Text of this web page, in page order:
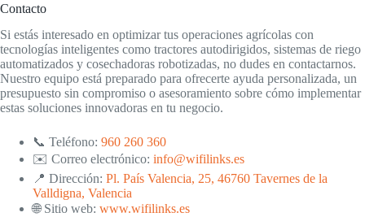
Contacto
Si estás interesado en optimizar tus operaciones agrícolas con
tecnologías inteligentes como tractores autodirigidos, sistemas de riego
automatizados y cosechadoras robotizadas, no dudes en contactarnos.
Nuestro equipo está preparado para ofrecerte ayuda personalizada, un
presupuesto sin compromiso o asesoramiento sobre cómo implementar
estas soluciones innovadoras en tu negocio.
📞 Teléfono: 960 260 360
✉️ Correo electrónico: info@wifilinks.es
📍 Dirección: Pl. País Valencia, 25, 46760 Tavernes de la
Valldigna, Valencia
🌐 Sitio web: www.wifilinks.es